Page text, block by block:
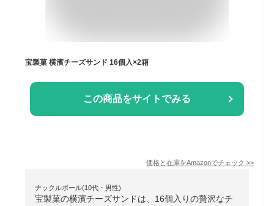
宝製菓 横濱チーズサンド 16個入×2箱
この商品をサイトでみる
価格と在庫をAmazonでチェック >>
ナックルボール(10代・男性)
宝製菓の横濱チーズサンドは、16個入りの贅沢なチ